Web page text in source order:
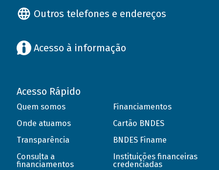
Outros telefones e endereços
Acesso à informação
Acesso Rápido
Quem somos
Onde atuamos
Transparência
Consulta a
financiamentos
Financiamentos
Cartão BNDES
BNDES Finame
Instituições financeiras
credenciadas